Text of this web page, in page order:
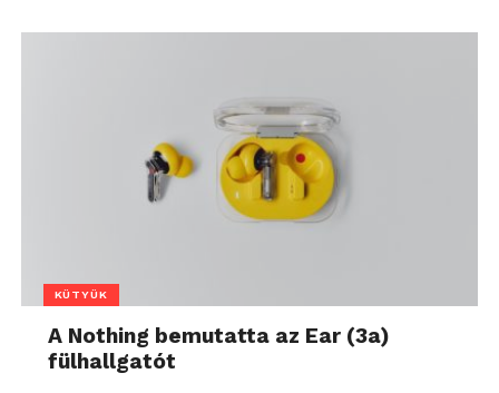
KÜTYÜK
A Nothing bemutatta az Ear (3a)
fülhallgatót